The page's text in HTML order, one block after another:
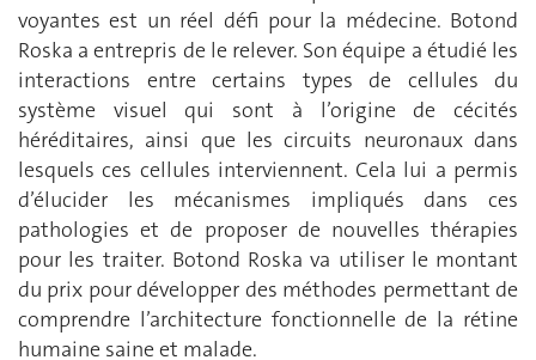
voyantes est un réel défi pour la médecine. Botond
Roska a entrepris de le relever. Son équipe a étudié les
interactions entre certains types de cellules du
système visuel qui sont à l’origine de cécités
héréditaires, ainsi que les circuits neuronaux dans
lesquels ces cellules interviennent. Cela lui a permis
d’élucider les mécanismes impliqués dans ces
pathologies et de proposer de nouvelles thérapies
pour les traiter. Botond Roska va utiliser le montant
du prix pour développer des méthodes permettant de
comprendre l’architecture fonctionnelle de la rétine
humaine saine et malade.